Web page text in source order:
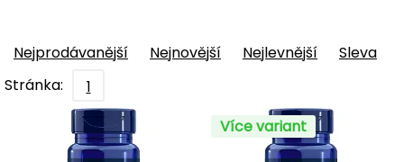
Nejprodávanější Nejnovější Nejlevnější
Sleva
Stránka:
1
Více variant